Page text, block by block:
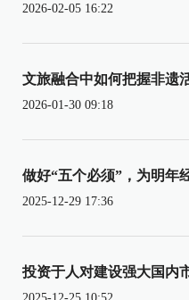
2026-02-05 16:22
文旅融合中如何把握非遗
2026-01-30 09:18
做好“五个必须”，为明年
2025-12-29 17:36
投资于人对建设强大国内